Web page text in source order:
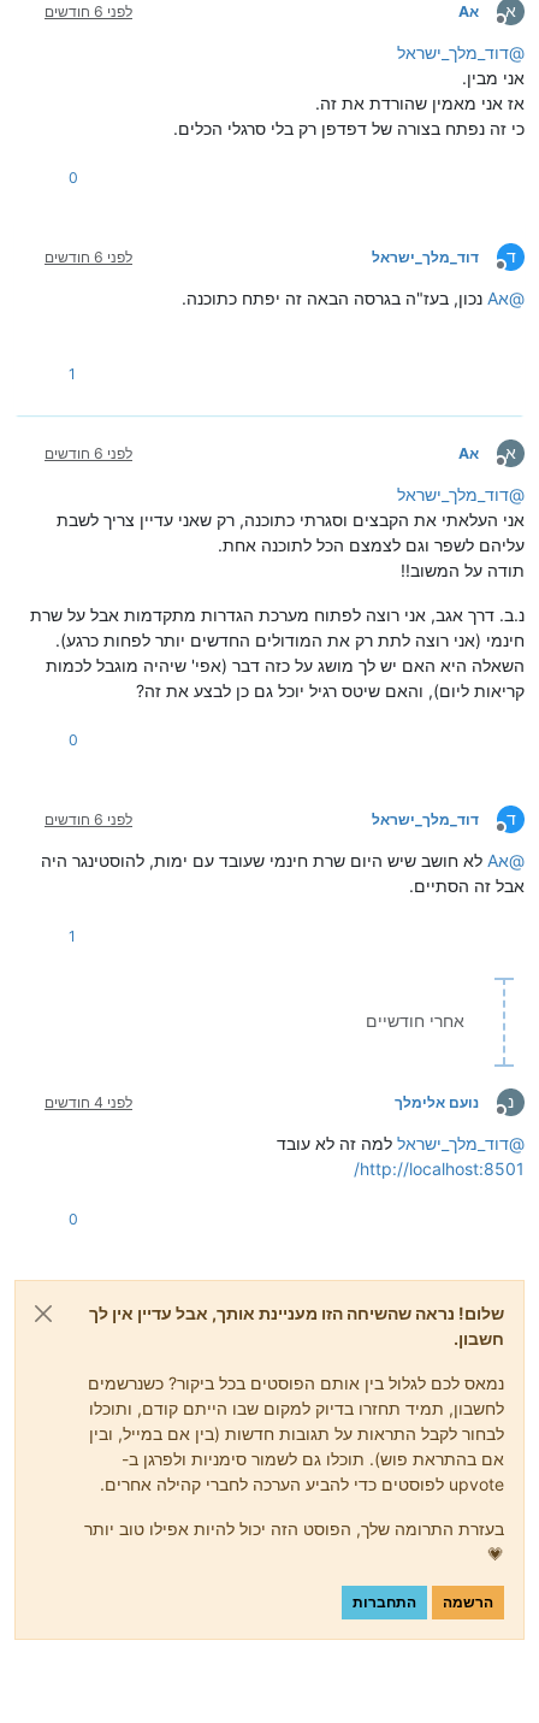
א
מנותק
אA לפני 6 חודשים
@דוד_מלך_ישראל
אני מבין.
אז אני מאמין שהורדת את זה.
כי זה נפתח בצורה של דפדפן רק בלי סרגלי הכלים.
0
ד
מנותק
דוד_מלך_ישראל לפני 6 חודשים
@אA נכון, בעז"ה בגרסה הבאה זה יפתח כתוכנה.
1
א
מנותק
אA לפני 6 חודשים
@דוד_מלך_ישראל
אני העלאתי את הקבצים וסגרתי כתוכנה, רק שאני עדיין צריך לשבת
עליהם לשפר וגם לצמצם הכל לתוכנה אחת.
תודה על המשוב!!
נ.ב. דרך אגב, אני רוצה לפתוח מערכת הגדרות מתקדמות אבל על שרת
חינמי (אני רוצה לתת רק את המודולים החדשים יותר לפחות כרגע).
השאלה היא האם יש לך מושג על כזה דבר (אפי' שיהיה מוגבל לכמות
קריאות ליום), והאם שיטס רגיל יוכל גם כן לבצע את זה?
0
ד
מנותק
דוד_מלך_ישראל לפני 6 חודשים
@אA
לא חושב שיש היום שרת חינמי שעובד עם ימות, להוסטינגר היה
אבל זה הסתיים.
1
אחרי חודשיים
נ
מנותק
נועם אלימלך לפני 4 חודשים
@דוד_מלך_ישראל למה זה לא עובד
http://localhost:8501/
0
שלום! נראה שהשיחה הזו מעניינת אותך, אבל עדיין אין לך
חשבון.
נמאס לכם לגלול בין אותם הפוסטים בכל ביקור? כשנרשמים
לחשבון, תמיד תחזרו בדיוק למקום שבו הייתם קודם, ותוכלו
לבחור לקבל התראות על תגובות חדשות (בין אם במייל, ובין
אם בהתראת פוש). תוכלו גם לשמור סימניות ולפרגן ב-
upvote לפוסטים כדי להביע הערכה לחברי קהילה אחרים.
בעזרת התרומה שלך, הפוסט הזה יכול להיות אפילו טוב יותר
💗
הרשמה התחברות